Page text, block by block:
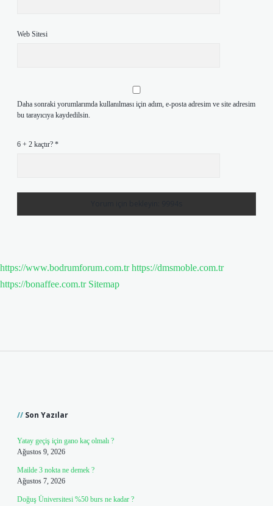
Web Sitesi
Daha sonraki yorumlarımda kullanılması için adım, e-posta adresim ve site adresim
bu tarayıcıya kaydedilsin.
6 + 2 kaçtır? *
https://www.bodrumforum.com.tr https://dmsmoble.com.tr
https://bonaffee.com.tr Sitemap
Son Yazılar
Yatay geçiş için gano kaç olmalı ?
Ağustos 9, 2026
Mailde 3 nokta ne demek ?
Ağustos 7, 2026
Doğuş Üniversitesi %50 burs ne kadar ?